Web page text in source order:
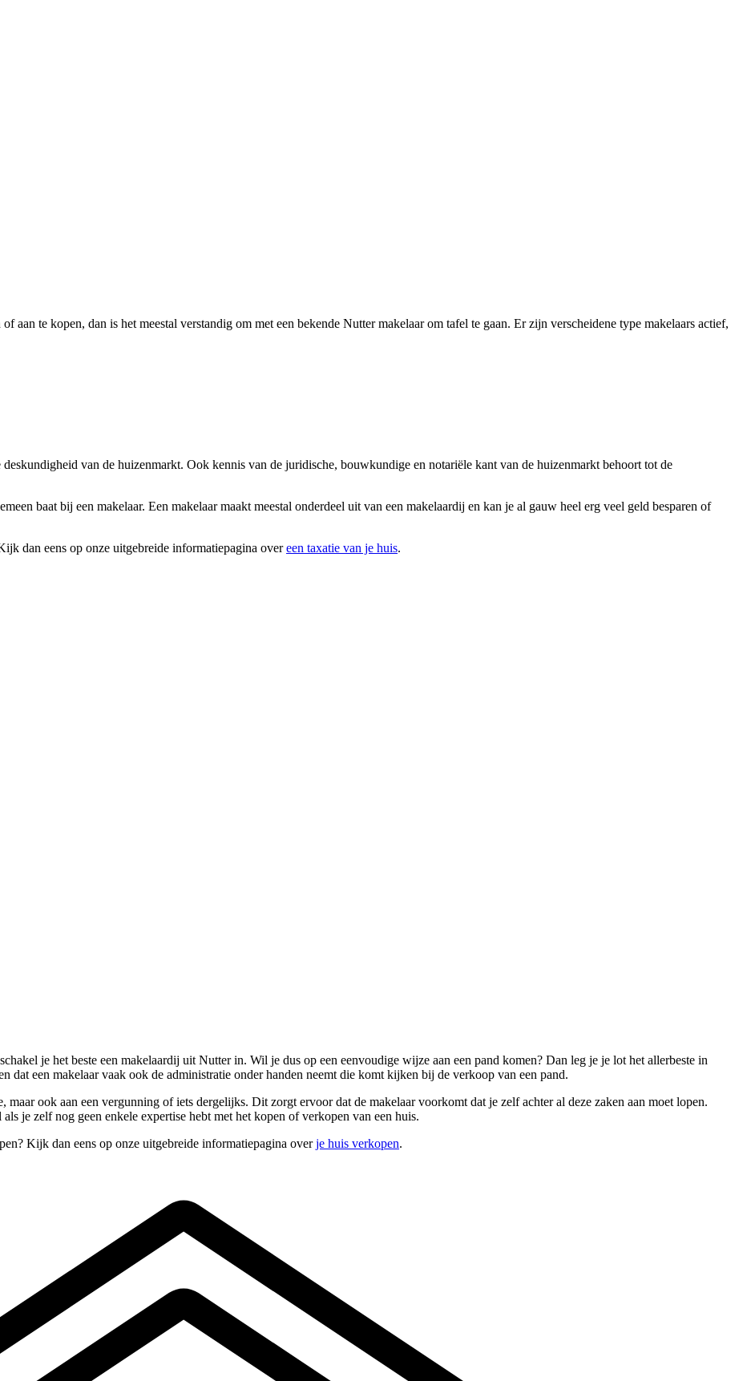
aan te kopen, dan is het meestal verstandig om met een bekende Nutter makelaar om tafel te gaan. Er zijn verscheidene type makelaars actief,
van de huizenmarkt. Ook kennis van de juridische, bouwkundige en notariële kant van de huizenmarkt behoort tot de
baat bij een makelaar. Een makelaar maakt meestal onderdeel uit van een makelaardij en kan je al gauw heel erg veel geld besparen of
dan eens op onze uitgebreide informatiepagina overeen taxatie van je huis.
je het beste een makelaardij uit Nutter in. Wil je dus op een eenvoudige wijze aan een pand komen? Dan leg je je lot het allerbeste in
dat een makelaar vaak ook de administratie onder handen neemt die komt kijken bij de verkoop van een pand.
ook aan een vergunning of iets dergelijks. Dit zorgt ervoor dat de makelaar voorkomt dat je zelf achter al deze zaken aan moet lopen.
je zelf nog geen enkele expertise hebt met het kopen of verkopen van een huis.
Kijk dan eens op onze uitgebreide informatiepagina overje huis verkopen.